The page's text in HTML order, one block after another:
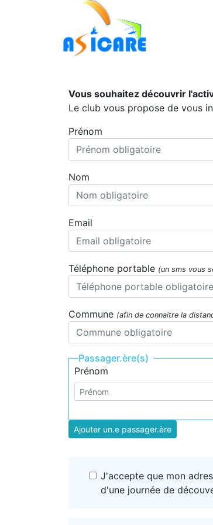
Vous souhaitez découvrir
Le club vous propose de vous
Prénom
Nom
Email
Téléphone portable (un sms vous
Commune (afin de connaitre la
Passager.ère(s)
Prénom
Ajouter un.e passager.ère
J'accepte que mon
d'une journée de